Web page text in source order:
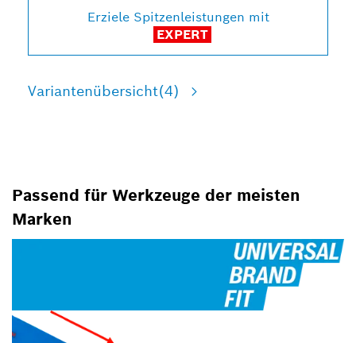
Erziele Spitzenleistungen mit
EXPERT
Variantenübersicht(4)
Passend für Werkzeuge der meisten
Marken